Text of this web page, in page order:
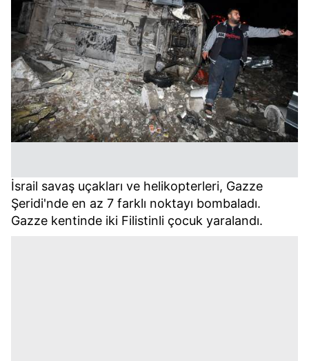
İsrail savaş uçakları ve helikopterleri, Gazze
Şeridi'nde en az 7 farklı noktayı bombaladı.
Gazze kentinde iki Filistinli çocuk yaralandı.